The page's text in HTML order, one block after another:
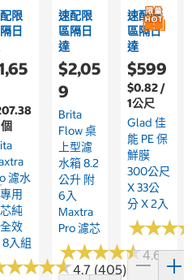
限
日
濾水
用
純
效
8入組
★★★★
★★★★4.7 (405)
速配限
區隔日
達
$2,05
9
Brita
Flow 桌
上型濾
水箱 8.2
公升 附
6入
Maxtra
Pro 濾芯
★★★★★
★★★★★4.6 (154)
速配限
區隔日
達
$599
$0.82 /
1公尺
Glad 佳
能 PE 保
鮮膜
300公尺
X 33公
分 X 2入
★★★
★★★